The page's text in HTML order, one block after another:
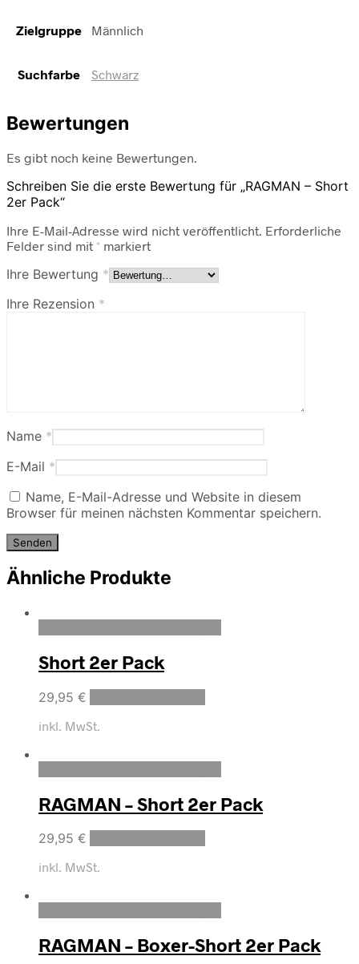
Zielgruppe Männlich
Suchfarbe Schwarz
Bewertungen
Es gibt noch keine Bewertungen.
Schreiben Sie die erste Bewertung für „RAGMAN – Short
2er Pack“
Ihre E-Mail-Adresse wird nicht veröffentlicht. Erforderliche
Felder sind mit * markiert
Ihre Bewertung *
Ihre Rezension *
Name *
E-Mail *
Name, E-Mail-Adresse und Website in diesem
Browser für meinen nächsten Kommentar speichern.
Ähnliche Produkte
Short 2er Pack
29,95 €
inkl. MwSt.
RAGMAN – Short 2er Pack
29,95 €
inkl. MwSt.
RAGMAN – Boxer-Short 2er Pack